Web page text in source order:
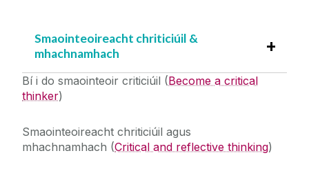
Smaointeoireacht chriticiúil &
mhachnamhach
Bí i do smaointeoir criticiúil (Become a critical
thinker)
Smaointeoireacht chriticiúil agus
mhachnamhach (Critical and reflective thinking)